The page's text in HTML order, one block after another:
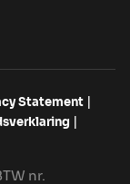
Statement
nr.